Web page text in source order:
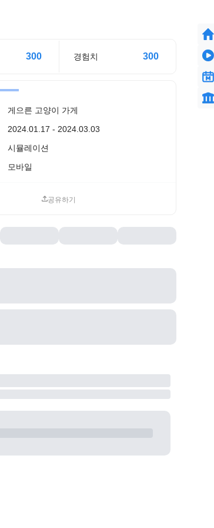
300 경험치 300
게으른 고양이 가게
2024.01.17 - 2024.03.03
시뮬레이션
모바일
공유하기